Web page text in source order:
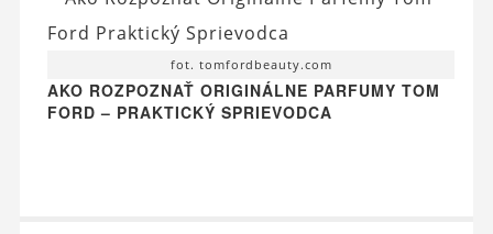
fot. tomfordbeauty.com
AKO ROZPOZNAŤ ORIGINÁLNE PARFUMY TOM
FORD – PRAKTICKÝ SPRIEVODCA